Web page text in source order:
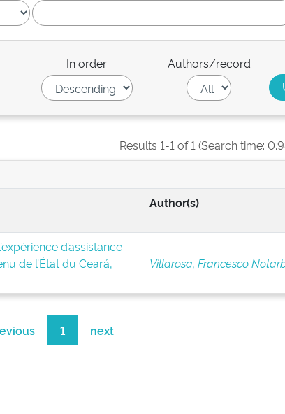
In order Authors/record
Results 1-1 of 1 (Search time:
Author(s)
d’assistance
de l’État du Ceará,
Villarosa, Francesco
1 next